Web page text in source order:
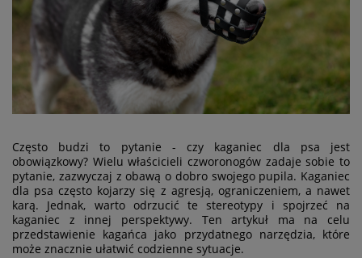
Często budzi to pytanie - czy kaganiec dla psa jest
obowiązkowy? Wielu właścicieli czworonogów zadaje sobie to
pytanie, zazwyczaj z obawą o dobro swojego pupila. Kaganiec
dla psa często kojarzy się z agresją, ograniczeniem, a nawet
karą. Jednak, warto odrzucić te stereotypy i spojrzeć na
kaganiec z innej perspektywy. Ten artykuł ma na celu
przedstawienie kagańca jako przydatnego narzędzia, które
może znacznie ułatwić codzienne sytuacje.